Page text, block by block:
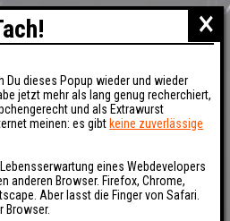
×
Du dieses Popup wieder und wieder
jetzt mehr als lang genug recherchiert,
und als Extrawurst
meinen: es gibt keine zuverlässige
eines Webdevelopers
anderen Browser. Firefox, Chrome,
Aber lasst die Finger von Safari.
Browser.